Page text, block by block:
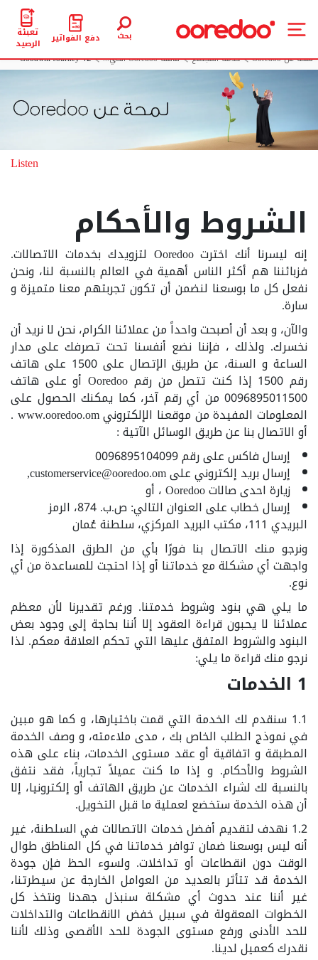
بحث دفع الفواتير تعبئة
الرصيد
لمحة عن Ooredoo
خدمة المجتمع قافلة Ooredoo الخي... Goodwill Journey 12
Listen
الشروط والأحكام
إنه ليسرنا أنك اخترت Ooredoo لتزويدك بخدمات الاتصالات.
فزبائننا هم أكثر الناس أهمية في العالم بالنسبة لنا، ونحن
نفعل كل ما بوسعنا لنضمن أن تكون تجربتهم معنا متميزة و
سارة.
والآن، و بعد أن أصبحت واحداً من عملائنا الكرام، نحن لا نريد أن
نخسرك. ولذلك ، فإننا نضع أنفسنا تحت تصرفك على مدار
الساعة و السنة، عن طريق الإتصال على 1500 على هاتف
رقم 1500 إذا كنت تتصل من رقم Ooredoo أو على هاتف
0096895011500 من أي رقم آخر، كما يمكنك الحصول على
المعلومات المفيدة من موقعنا الإلكتروني www.ooredoo.om .
أو الاتصال بنا عن طريق الوسائل الآتية :
إرسال فاكس على رقم 0096895104099
إرسال بريد إلكتروني على customerservice@ooredoo.om,
زيارة احدى صالات Ooredoo ، أو
إرسال خطاب على العنوان التالي: ص.ب. 874، الرمز
البريدي 111، مكتب البريد المركزي، سلطنة عُمان
ونرجو منك الاتصال بنا فورًا بأي من الطرق المذكورة إذا
واجهت أي مشكلة مع خدماتنا أو إذا احتجت للمساعدة من أي
نوع.
ما يلي هي بنود وشروط خدمتنا. ورغم تقديرنا لأن معظم
عملائنا لا يحبون قراءة العقود إلا أننا بحاجة إلى وجود بعض
البنود والشروط المتفق عليها التي تحكم العلاقة معكم. لذا
نرجو منك قراءة ما يلي:
1 الخدمات
1.1 سنقدم لك الخدمة التي قمت باختيارها، و كما هو مبين
في نموذج الطلب الخاص بك ، مدى ملاءمته، و وصف الخدمة
المطبقة و اتفاقية أو عقد مستوى الخدمات، بناء على هذه
الشروط والأحكام. و إذا ما كنت عميلاً تجارياً، فقد نتفق
بالنسبة لك لشراء الخدمات عن طريق الهاتف أو إلكترونيا، إلا
أن هذه الخدمة ستخضع لعملية ما قبل التخويل.
1.2 نهدف لتقديم أفضل خدمات الاتصالات في السلطنة، غير
أنه ليس بوسعنا ضمان توافر خدماتنا في كل المناطق طوال
الوقت دون انقطاعات أو تداخلات. ولسوء الحظ فإن جودة
الخدمة قد تتأثر بالعديد من العوامل الخارجة عن سيطرتنا،
غير أننا عند حدوث أي مشكلة سنبذل جهدنا ونتخذ كل
الخطوات المعقولة في سبيل خفض الانقطاعات والتداخلات
للحد الأدنى ورفع مستوى الجودة للحد الأقصى وذلك لأننا
نقدرك كعميل لدينا.